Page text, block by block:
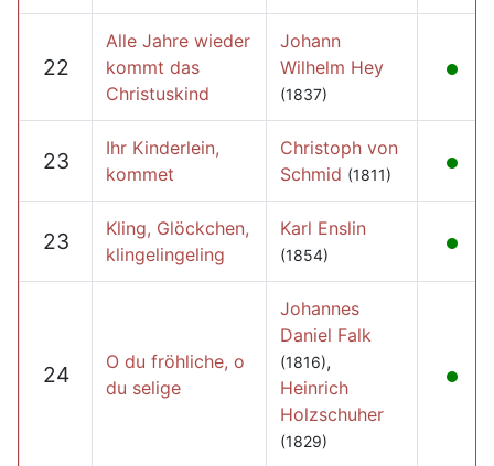
22
Alle Jahre wieder
kommt das
Christuskind
Johann
Wilhelm Hey
(1837)
23
Ihr Kinderlein,
kommet
Christoph von
Schmid (1811)
23
Kling, Glöckchen,
klingelingeling
Karl Enslin
(1854)
24
O du fröhliche, o
du selige
Johannes
Daniel Falk
(1816),
Heinrich
Holzschuher
(1829)